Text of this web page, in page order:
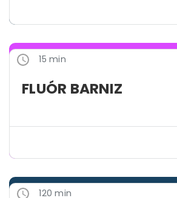
15 min
FLUÓR BARNIZ
120 min